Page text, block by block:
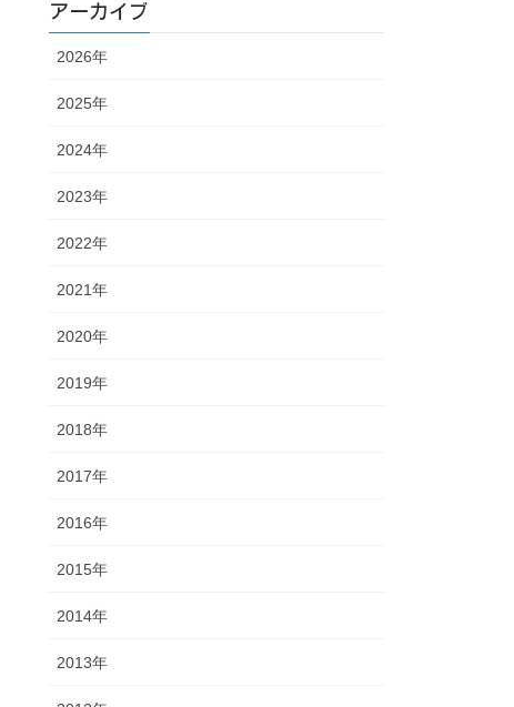
アーカイブ
2026年
2025年
2024年
2023年
2022年
2021年
2020年
2019年
2018年
2017年
2016年
2015年
2014年
2013年